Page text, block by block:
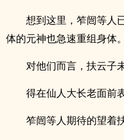
想到这里，笮闿等人
体的元神也急速重组身体。
对他们而言，扶云子
得在仙人大长老面前
笮闿等人期待的望着